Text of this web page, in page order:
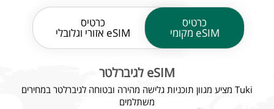
כרטיס
eSIM מקומי
כרטיס
eSIM אזורי וגלובלי
eSIM לגיברלטר
Tuki מציע מגוון תוכניות גלישה מהירה ובטוחה לגיברלטר במחירים
משתלמים